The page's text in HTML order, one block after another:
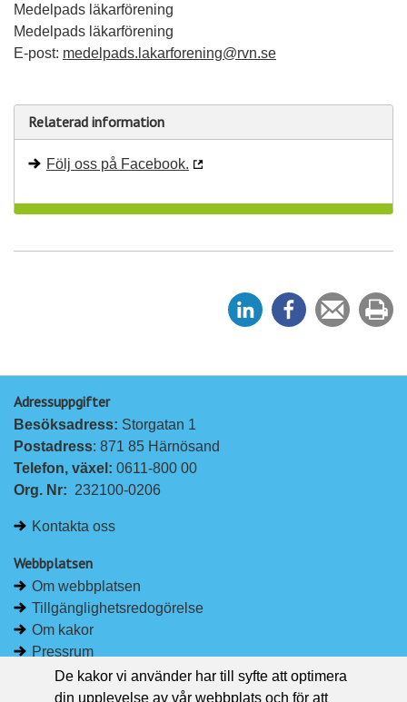
Medelpads läkarförening
Medelpads läkarförening
E-post: medelpads.lakarforening@rvn.se
Relaterad information
Följ oss på Facebook.
e
e
Tipsa
en
ut
Adressuppgifter
Besöksadress: Storgatan 1
Postadress: 871 85 Härnösand
Telefon, växel: 0611-800 00
Org. Nr: 232100-0206
Kontakta oss
Webbplatsen
Om webbplatsen
Tillgänglighetsredogörelse
Om kakor
Pressrum
Håll dig uppdaterad
De kakor vi använder har till syfte att optimera
din upplevelse av vår webbplats och för att